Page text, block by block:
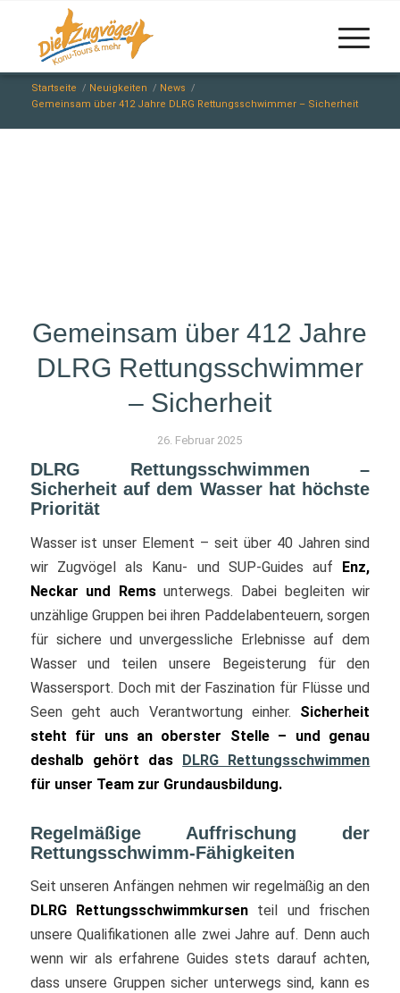
Startseite / Neuigkeiten / News /
Gemeinsam über 412 Jahre DLRG Rettungsschwimmer – Sicherheit
Gemeinsam über 412 Jahre
DLRG Rettungsschwimmer
– Sicherheit
26. Februar 2025
DLRG Rettungsschwimmen –
Sicherheit auf dem Wasser hat höchste
Priorität
Wasser ist unser Element – seit über 40 Jahren sind
wir Zugvögel als Kanu- und SUP-Guides auf Enz,
Neckar und Remsunterwegs. Dabei begleiten wir
unzählige Gruppen bei ihren Paddelabenteuern, sorgen
für sichere und unvergessliche Erlebnisse auf dem
Wasser und teilen unsere Begeisterung für den
Wassersport. Doch mit der Faszination für Flüsse und
Seen geht auch Verantwortung einher. Sicherheit
steht für uns an oberster Stelle – und genau
deshalb gehört das DLRG Rettungsschwimmen
für unser Team zur Grundausbildung.
Regelmäßige Auffrischung der
Rettungsschwimm-Fähigkeiten
Seit unseren Anfängen nehmen wir regelmäßig an den
DLRG Rettungsschwimmkursen teil und frischen
unsere Qualifikationen alle zwei Jahre auf. Denn auch
wenn wir als erfahrene Guides stets darauf achten,
dass unsere Gruppen sicher unterwegs sind, kann es